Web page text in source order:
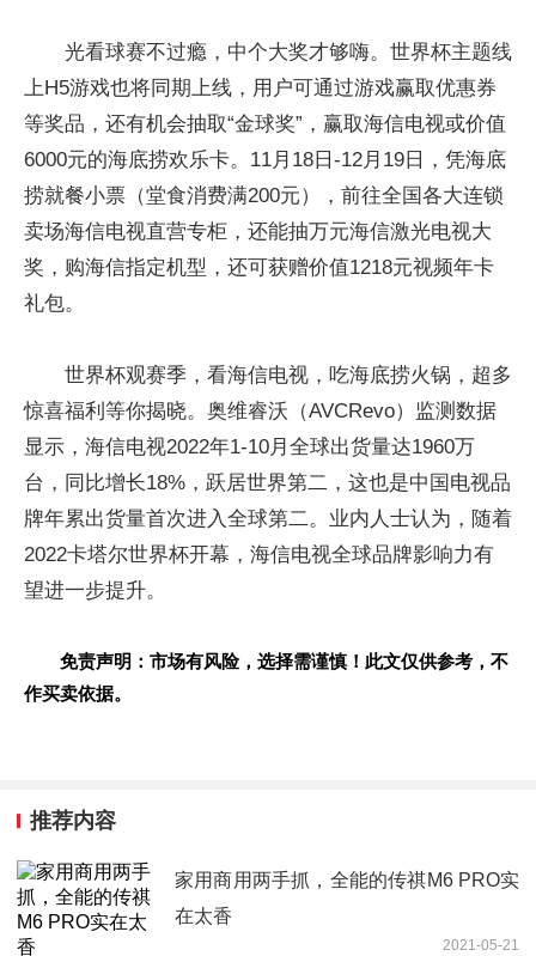
光看球赛不过瘾，中个大奖才够嗨。世界杯主题线
上H5游戏也将同期上线，用户可通过游戏赢取优惠券
等奖品，还有机会抽取“金球奖”，赢取海信电视或价值
6000元的海底捞欢乐卡。11月18日-12月19日，凭海底
捞就餐小票（堂食消费满200元），前往全国各大连锁
卖场海信电视直营专柜，还能抽万元海信激光电视大
奖，购海信指定机型，还可获赠价值1218元视频年卡
礼包。
世界杯观赛季，看海信电视，吃海底捞火锅，超多
惊喜福利等你揭晓。奥维睿沃（AVCRevo）监测数据
显示，海信电视2022年1-10月全球出货量达1960万
台，同比增长18%，跃居世界第二，这也是中国电视品
牌年累出货量首次进入全球第二。业内人士认为，随着
2022卡塔尔世界杯开幕，海信电视全球品牌影响力有
望进一步提升。
免责声明：市场有风险，选择需谨慎！此文仅供参考，不
作买卖依据。
推荐内容
家用商用两手抓，全能的传祺M6 PRO实
在太香
2021-05-21